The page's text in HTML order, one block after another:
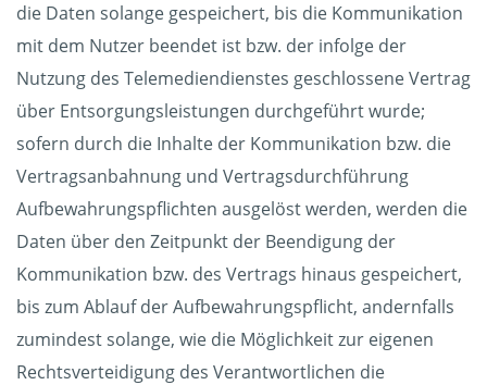
die Daten solange gespeichert, bis die Kommunikation
mit dem Nutzer beendet ist bzw. der infolge der
Nutzung des Telemediendienstes geschlossene Vertrag
über Entsorgungsleistungen durchgeführt wurde;
sofern durch die Inhalte der Kommunikation bzw. die
Vertragsanbahnung und Vertragsdurchführung
Aufbewahrungspflichten ausgelöst werden, werden die
Daten über den Zeitpunkt der Beendigung der
Kommunikation bzw. des Vertrags hinaus gespeichert,
bis zum Ablauf der Aufbewahrungspflicht, andernfalls
zumindest solange, wie die Möglichkeit zur eigenen
Rechtsverteidigung des Verantwortlichen die